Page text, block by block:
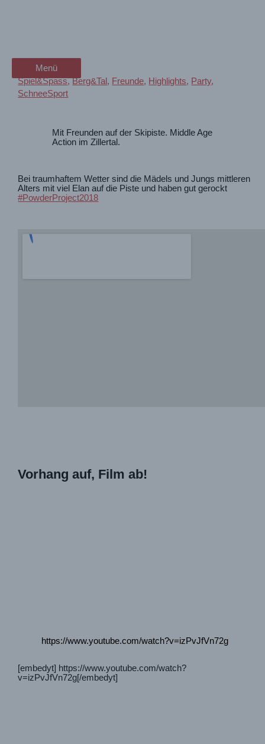
Menü
Menü
Spiel&Spass,Berg&Tal , Freunde, Highlights, Party,
SchneeSport
Mit Freunden auf der Skipiste. Middle Age
Action im Zillertal.
Bei traumhaftem Wetter sind die Mädels und Jungs mittleren
Alters mit viel Elan auf die Piste und haben gut gerockt
#PowderProject2018
Vorhang auf, Film ab!
https://www.youtube.com/watch?v=izPvJfVn72g
[embedyt] https://www.youtube.com/watch?
v=izPvJfVn72g[/embedyt]